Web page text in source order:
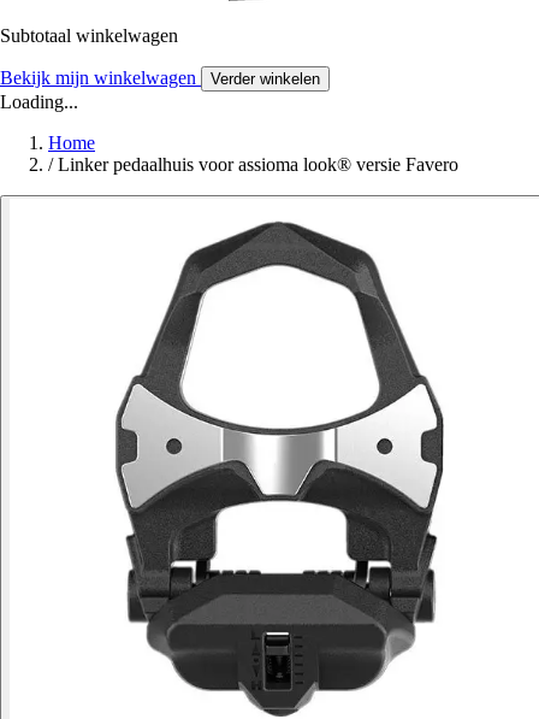
Subtotaal winkelwagen
Bekijk mijn winkelwagen Verder winkelen
Loading...
Home
/ Linker pedaalhuis voor assioma look® versie Favero